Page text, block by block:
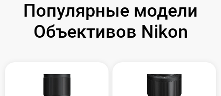
Популярные модели
Объективов Nikon